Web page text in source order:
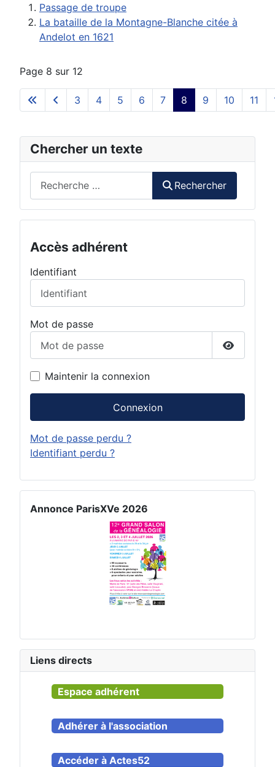
Chercher un texte
Rechercher
Accès adhérent
Identifiant
Mot de passe
Afficher
Maintenir la connexion
Connexion
Mot de passe perdu ?
Identifiant perdu ?
Annonce ParisXVe 2026
Liens directs
Espace adhérent
Adhérer à l'association
Accéder à Actes52
Passage de troupe
La bataille de la Montagne-Blanche citée à
Andelot en 1621
Page 8 sur 12
3 4 5 6 7 8 9 10 11